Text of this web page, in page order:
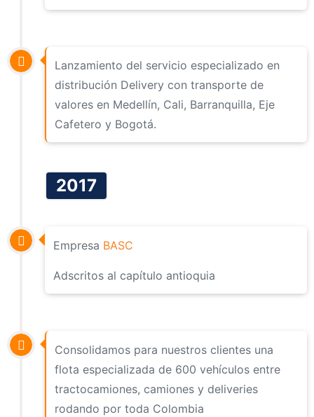
Lanzamiento del servicio especializado en
distribución Delivery con transporte de
valores en Medellín, Cali, Barranquilla, Eje
Cafetero y Bogotá.
2017
Empresa BASC
Adscritos al capítulo antioquia
Consolidamos para nuestros clientes una
flota especializada de 600 vehículos entre
tractocamiones, camiones y deliveries
rodando por toda Colombia